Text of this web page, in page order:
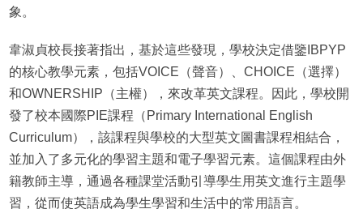
象。
韋淑貞校長接著指出，基於這些發現，學校決定借鑒IBPYP
的核心教學元素，包括VOICE（聲音）、CHOICE（選擇）
和OWNERSHIP（主權），來改革英文課程。因此，學校開
發了校本國際PIE課程（Primary International English
Curriculum），該課程與學校的大型英文圖書課程相結合，
並加入了多元化的學習主題和電子學習元素。這個課程由外
籍教師主導，通過各種課堂活動引導學生用英文進行主題學
習，從而使英語成為學生學習和生活中的常用語言。